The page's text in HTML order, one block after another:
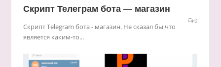
Скрипт Телеграм бота — магазин
0
Скрипт Telegram бота - магазин. Не сказал бы что
является каким-то...